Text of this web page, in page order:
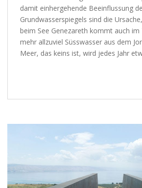
damit einhergehende Beeinflussung
Grundwasserspiegels sind die
beim See Genezareth kommt auch
mehr allzuviel Süsswasser aus dem
Meer, das keins ist, wird jedes Jahr